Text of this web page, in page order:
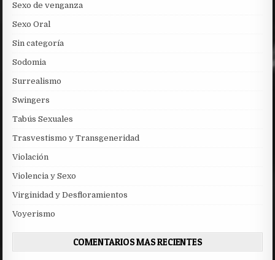
Sexo de venganza
Sexo Oral
Sin categoría
Sodomia
Surrealismo
Swingers
Tabús Sexuales
Trasvestismo y Transgeneridad
Violación
Violencia y Sexo
Virginidad y Desfloramientos
Voyerismo
COMENTARIOS MAS RECIENTES